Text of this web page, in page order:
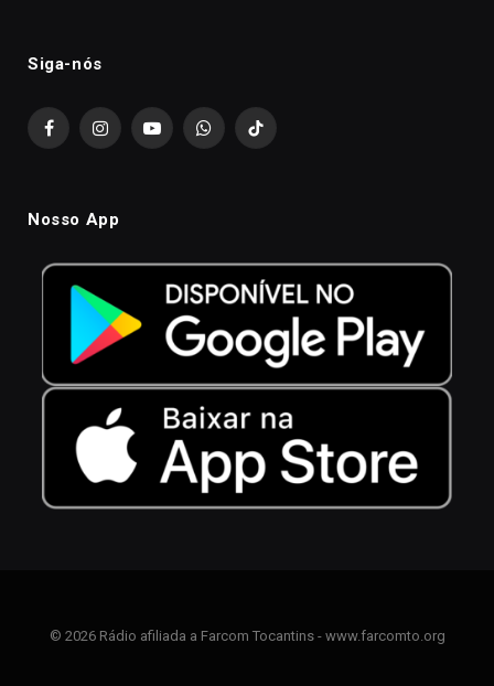
Siga-nós
FacebookInstagramYouTubeWhatsAppTikTok
Nosso App
© 2026 Rádio afiliada a Farcom Tocantins - www.farcomto.org